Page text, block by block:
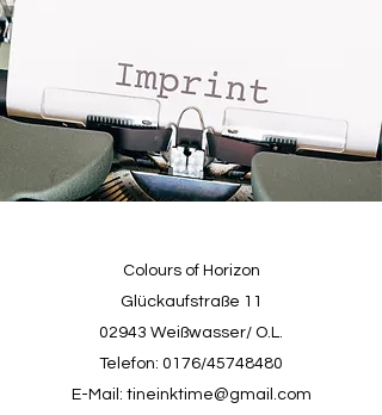
Colours of Horizon
Glückaufstraße 11
02943 Weißwasser/ O.L.
Telefon: 0176/45748480
E-Mail: tineinktime@gmail.com